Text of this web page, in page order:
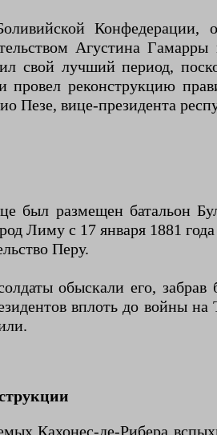
Конфедерации,
Агустина
свой лучший период,
реконструкцию
Пезе, вице-президента
был размещен батальон
Лиму с 17 января 1881
Перу.
обыскали его,
вплоть до войны
Кахонес-де-Рибера